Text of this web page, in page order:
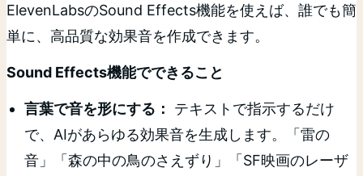
ElevenLabsのSound Effects機能を使えば、誰でも簡
単に、高品質な効果音を作成できます。
Sound Effects機能でできること
言葉で音を形にする：
テキストで指示するだけ
で、AIがあらゆる効果音を生成します。「雷の
音」「森の中の鳥のさえずり」「SF映画のレーザ